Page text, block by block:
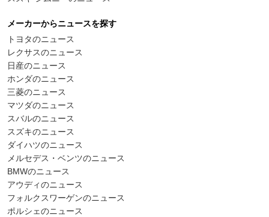
メーカーからニュースを探す
トヨタのニュース
レクサスのニュース
日産のニュース
ホンダのニュース
三菱のニュース
マツダのニュース
スバルのニュース
スズキのニュース
ダイハツのニュース
メルセデス・ベンツのニュース
BMWのニュース
アウディのニュース
フォルクスワーゲンのニュース
ポルシェのニュース